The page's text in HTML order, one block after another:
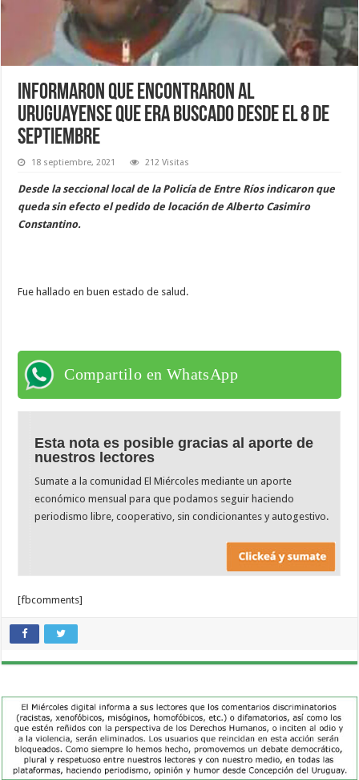
Informaron que encontraron al
uruguayense que era buscado desde el 8 de
septiembre
18 septiembre, 2021 212 Visitas
Desde la seccional local de la Policía de Entre Ríos indicaron que
queda sin efecto el pedido de locación de Alberto Casimiro
Constantino.
Fue hallado en buen estado de salud.
Compartilo en WhatsApp
Esta nota es posible gracias al aporte de
nuestros lectores
Sumate a la comunidad El Miércoles mediante un aporte
económico mensual para que podamos seguir haciendo
periodismo libre, cooperativo, sin condicionantes y autogestivo.
[fbcomments]